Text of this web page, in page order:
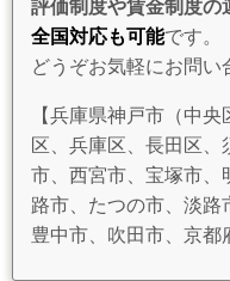
評価制度や賃金制度の
全国対応も可能です。
どうぞお気軽にお問い
【兵庫県神戸市（中
区、兵庫区、長田区
市、西宮市、宝塚市、
路市、たつの市、淡路
豊中市、吹田市、京都